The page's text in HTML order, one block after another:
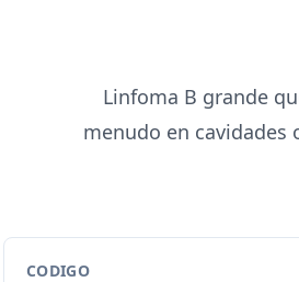
Linfoma B grande
menudo en cavidades
CODIGO